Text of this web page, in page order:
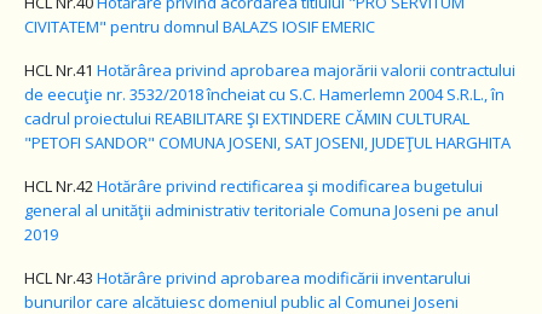
CIVITATEM" pentru domnul BALAZS IOSIF EMERIC
HCL Nr.41 Hotărârea privind aprobarea majorării valorii contractului
de eecuţie nr. 3532/2018 încheiat cu S.C. Hamerlemn 2004 S.R.L., în
cadrul proiectului REABILITARE ŞI EXTINDERE CĂMIN CULTURAL
"PETOFI SANDOR" COMUNA JOSENI, SAT JOSENI, JUDEŢUL HARGHITA
HCL Nr.42Hotărâre privind rectificarea şi modificarea bugetului
general al unităţii administrativ teritoriale Comuna Joseni pe anul
2019
HCL Nr.43 Hotărâre privind aprobarea modificării inventarului
bunurilor care alcătuiesc domeniul public al Comunei Joseni